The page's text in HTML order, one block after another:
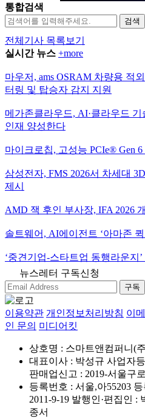
통합검색
검색
전체기사 목록보기
실시간 뉴스 +more
마우저, ams OSRAM 차량용 적
터링 및 탑승자 감지 지원
메가존클라우드, AI·클라우드
인재 양성한다
마이크로칩, 고성능 PCIe® Gen
삼성전자, FMS 2026서 차세대
제시
AMD 잭 후인 부사장, IFA 2026
솔트웨어, AI에이전트 ‘아마존
‘중견기업-스타트업 동행라운지
뉴스레터 구독신청
구독
이용약관 개인정보처리방침 이
인 문의 미디어킷
상호명 : 스마트앤컴퍼니(
대표이사 : 박성규 사업자
판매업신고 : 2019-서울구
등록번호 : 서울,아55203 등
2011-9-19 발행인·편집인 :
종서